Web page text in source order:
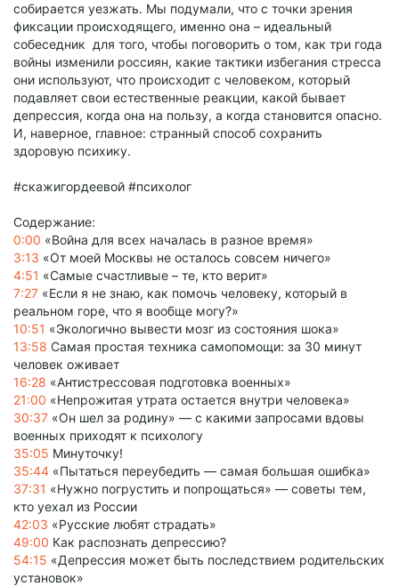
собирается уезжать. Мы подумали, что с точки зрения
фиксации происходящего, именно она – идеальный
собеседник для того, чтобы поговорить о том, как три года
войны изменили россиян, какие тактики избегания стресса
они используют, что происходит с человеком, который
подавляет свои естественные реакции, какой бывает
депрессия, когда она на пользу, а когда становится опасно.
И, наверное, главное: странный способ сохранить
здоровую психику.
#скажигордеевой #психолог
Содержание:
0:00 «Война для всех началась в разное время»
3:13 «От моей Москвы не осталось совсем ничего»
4:51 «Самые счастливые – те, кто верит»
7:27 «Если я не знаю, как помочь человеку, который в
реальном горе, что я вообще могу?»
10:51 «Экологично вывести мозг из состояния шока»
13:58 Самая простая техника самопомощи: за 30 минут
человек оживает
16:28 «Антистрессовая подготовка военных»
21:00 «Непрожитая утрата остается внутри человека»
30:37 «Он шел за родину» — с какими запросами вдовы
военных приходят к психологу
35:05 Минуточку!
35:44 «Пытаться переубедить — самая большая ошибка»
37:31 «Нужно погрустить и попрощаться» — советы тем,
кто уехал из России
42:03 «Русские любят страдать»
49:00 Как распознать депрессию?
54:15 «Депрессия может быть последствием родительских
установок»